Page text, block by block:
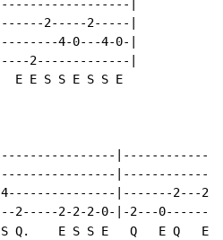
|
2-----2-----|
4-0---4-0-|
2-------------|
E E S S E S S E
|-------2---
2-----2-2-2-0-|-2---
Q.    E S S E   Q   E Q